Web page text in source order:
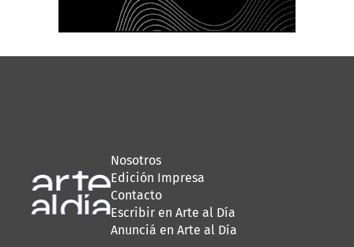
Nosotros
Edición Impresa
Contacto
Escribir en Arte al Día
Anunciá en Arte al Día